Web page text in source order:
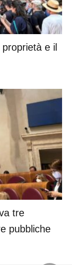
e il
tre
pubbliche